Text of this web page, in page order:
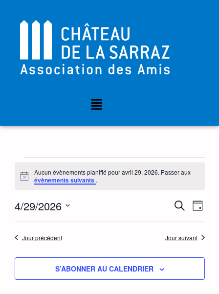
Notice
Aucun évènements planifié pour avril 29, 2026. Passer aux
évènements suivants .
et
de
vues
de
JOUR
4/29/2026
une
date.Jour précédent Jour suivant
S’ABONNER AU CALENDRIER